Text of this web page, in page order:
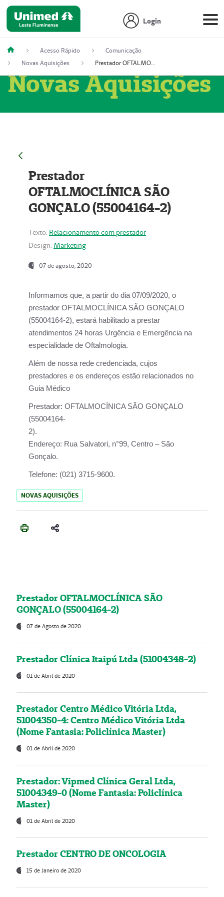
Login
Acesso Rápido
Comunicação
Novas Aquisições
Prestador OFTALMOCLÍNICA SÃO GONÇALO (55004164-2)
Novas Aquisições
Prestador
OFTALMOCLÍNICA SÃO
GONÇALO (55004164-2)
Texto: Relacionamento com prestador
Design: Marketing
07 de agosto, 2020
Informamos que, a partir do dia 07/09/2020, o
prestador OFTALMOCLÍNICA SÃO GONÇALO
(55004164-2), estará habilitado a prestar
atendimentos 24 horas Urgência e Emergência na
especialidade de Oftalmologia.
Além de nossa rede credenciada, cujos
prestadores e os endereços estão relacionados no
Guia Médico
Prestador: OFTALMOCÍNICA SÃO GONÇALO
(55004164-
2).
Endereço: Rua Salvatori, n°99, Centro – São
Gonçalo.
Telefone: (021) 3715-9600.
NOVAS AQUISIÇÕES
Prestador OFTALMOCLÍNICA SÃO
GONÇALO (55004164-2)
07 de Agosto de 2020
Prestador Clínica Itaipú Ltda (51004348-2)
01 de Abril de 2020
Prestador Centro Médico Vitória Ltda,
51004350-4: Centro Médico Vitória Ltda
(Nome Fantasia: Policlínica Master)
01 de Abril de 2020
Prestador: Vipmed Clínica Geral Ltda,
51004349-0 (Nome Fantasia: Policlínica
Master)
01 de Abril de 2020
Prestador CENTRO DE ONCOLOGIA
15 de Janeiro de 2020